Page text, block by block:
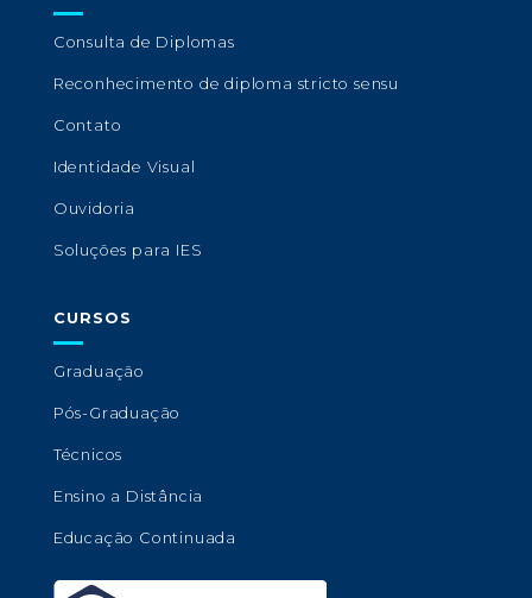
Consulta de Diplomas
Reconhecimento de diploma stricto sensu
Contato
Identidade Visual
Ouvidoria
Soluções para IES
CURSOS
Graduação
Pós-Graduação
Técnicos
Ensino a Distância
Educação Continuada